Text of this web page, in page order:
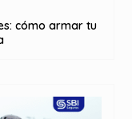
cómo armar tu